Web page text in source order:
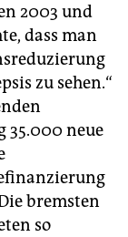
2003 und
dass man
zu sehen.“
neue
bremsten
so